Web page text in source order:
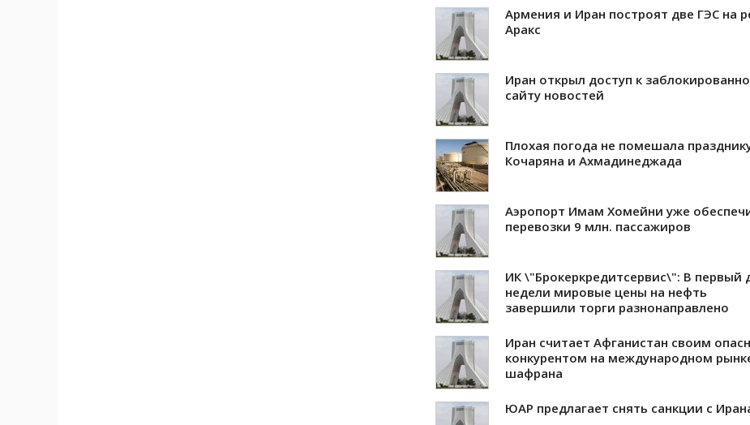
Армения и Иран построят две ГЭС на
Аракс
Иран открыл доступ к
сайту новостей
Плохая погода не помешала
Кочаряна и Ахмадинеджада
Аэропорт Имам Хомейни уже
перевозки 9 млн. пассажиров
ИК \"Брокеркредитсервис\": В первый
недели мировые цены на нефть
завершили торги разнонаправлено
Иран считает Афганистан своим
конкурентом на международном
шафрана
ЮАР предлагает снять санкции с